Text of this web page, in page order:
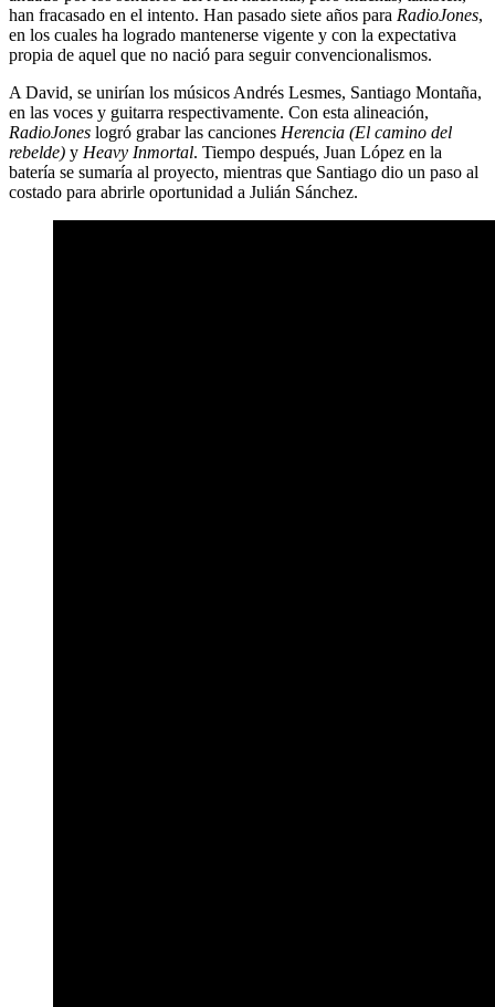
han fracasado en el intento. Han pasado siete años para RadioJones,
en los cuales ha logrado mantenerse vigente y con la expectativa
propia de aquel que no nació para seguir convencionalismos.
A David, se unirían los músicos Andrés Lesmes, Santiago Montaña,
en las voces y guitarra respectivamente. Con esta alineación,
RadioJones logró grabar las canciones Herencia (El camino del
rebelde) y Heavy Inmortal. Tiempo después, Juan López en la
batería se sumaría al proyecto, mientras que Santiago dio un paso al
costado para abrirle oportunidad a Julián Sánchez.